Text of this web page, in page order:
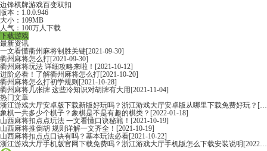
边锋棋牌游戏百变双扣
版本：1.0.0.946
大小：109MB
人气：100万人下载
下载游戏
最新资讯
一文看懂衢州麻将制胜关键[2021-09-30]
衢州麻将怎么打[2021-09-30]
衢州麻将玩法 详细攻略来啦！ [2021-10-12]
进阶必看！了解衢州麻将怎么打[2021-10-20]
衢州麻将怎么打初学规则 [2021-10-28]
衢州麻将几张牌 这些冷知识对胡牌有大用 [2021-11-04]
热门文章
浙江游戏大厅安卓版下载新版好玩吗？浙江游戏大厅安卓版从哪里下载免费好玩？ [2022-06-16]
象棋一共多少个棋子？象棋是不是有趣的棋类？ [2022-01-18]
山西麻将扣点点玩法 一文看懂口诀秘籍！ [2021-10-19]
山西麻将推倒胡 规则详解一文齐全！ [2021-10-19]
山西麻将扣点点口诀有吗？基本玩法必看[2021-10-22]
浙江游戏大厅手机版官网下载免费吗？浙江游戏大厅手机版怎么下载安装说明 [2022-06-16]